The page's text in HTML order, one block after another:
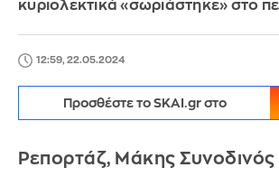
κυριολεκτικά «σωριάστηκε» στο
12:59, 22.05.2024
Προσθέστε το SKAI.gr στο
Ρεπορτάζ, Μάκης Συνοδινός